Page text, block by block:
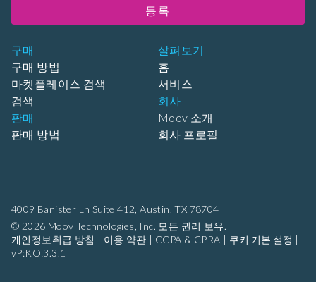
4009 Banister Ln Suite 412, Austin, TX 78704
© 2026 Moov Technologies, Inc. 모든 권리 보유.
개인정보취급 방침 | 이용 약관 | CCPA & CPRA | 쿠키 기본 설정 |
vP:KO:3.3.1
구매
구매 방법
마켓플레이스 검색
검색
판매
판매 방법
살펴보기
홈
서비스
회사
Moov 소개
회사 프로필
등록